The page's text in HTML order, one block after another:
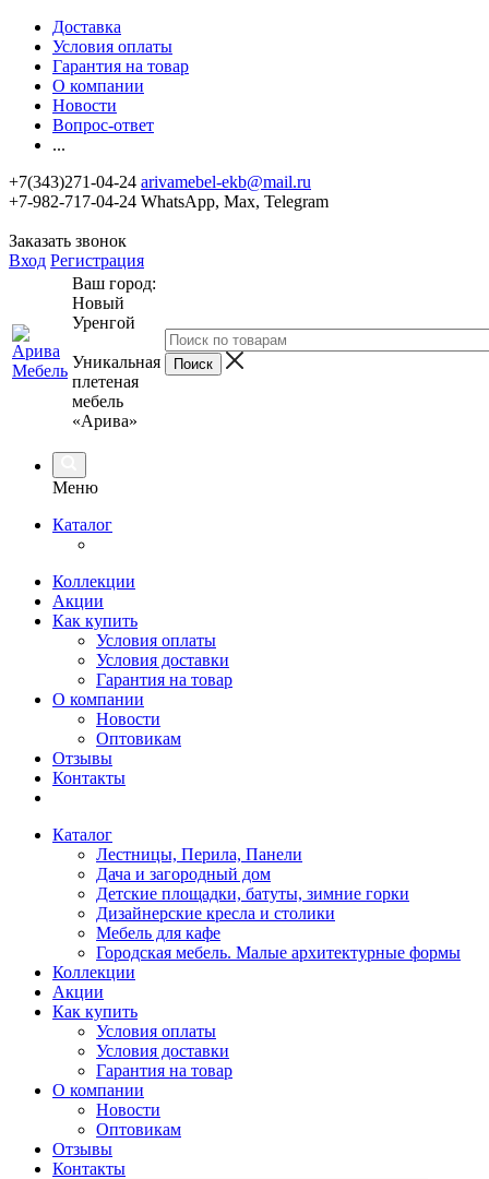
Доставка
Условия оплаты
Гарантия на товар
О компании
Новости
Вопрос-ответ
...
+7(343)271-04-24 arivamebel-ekb@mail.ru
+7-982-717-04-24 WhatsApp, Max, Telegram
Заказать звонок
Вход Регистрация
Ваш город:
Новый
Уренгой
Уникальная
плетеная
мебель
«Арива»
Меню
Каталог
Коллекции
Акции
Как купить
Условия оплаты
Условия доставки
Гарантия на товар
О компании
Новости
Оптовикам
Отзывы
Контакты
Каталог
Лестницы, Перила, Панели
Дача и загородный дом
Детские площадки, батуты, зимние горки
Дизайнерские кресла и столики
Мебель для кафе
Городская мебель. Малые архитектурные формы
Коллекции
Акции
Как купить
Условия оплаты
Условия доставки
Гарантия на товар
О компании
Новости
Оптовикам
Отзывы
Контакты